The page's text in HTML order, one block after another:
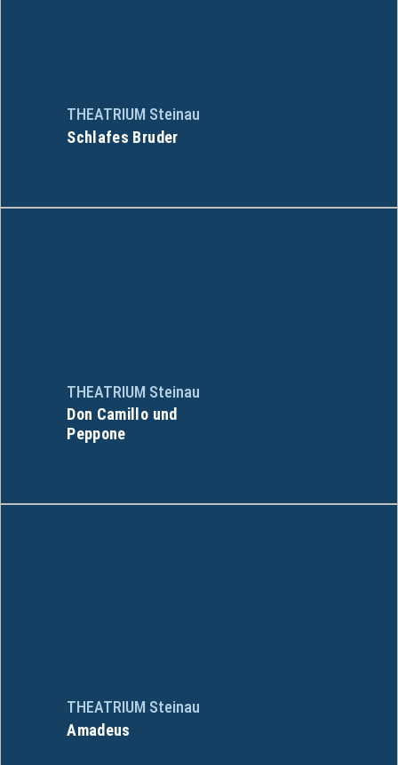
THEATRIUM Steinau
Schlafes Bruder
THEATRIUM Steinau
Don Camillo und
Peppone
THEATRIUM Steinau
Amadeus